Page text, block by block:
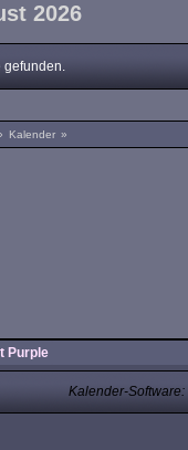
2026
gefunden.
Kalender »
Purple
Kalender-Software: